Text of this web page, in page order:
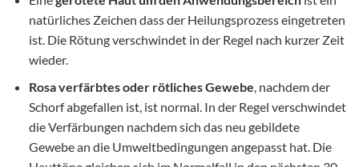
natürliches Zeichen dass der Heilungsprozess eingetreten
ist. Die Rötung verschwindet in der Regel nach kurzer Zeit
wieder.
Rosa verfärbtes oder rötliches Gewebe, nachdem der
Schorf abgefallen ist, ist normal. In der Regel verschwindet
die Verfärbungen nachdem sich das neu gebildete
Gewebe an die Umweltbedingungen angepasst hat. Die